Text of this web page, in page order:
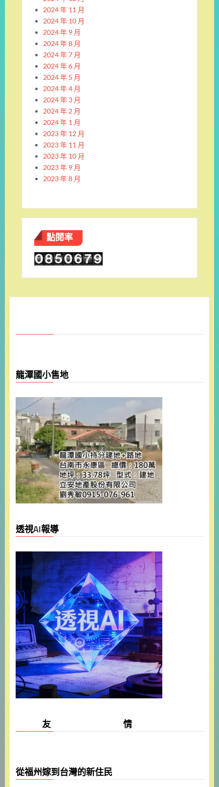
2024 年 11 月
2024 年 10 月
2024 年 9 月
2024 年 8 月
2024 年 7 月
2024 年 6 月
2024 年 5 月
2024 年 4 月
2024 年 3 月
2024 年 2 月
2024 年 1 月
2023 年 12 月
2023 年 11 月
2023 年 10 月
2023 年 9 月
2023 年 8 月
點閱率
龍潭國小售地
透視AI報導
友 情
從福州嫁到台灣的新住民